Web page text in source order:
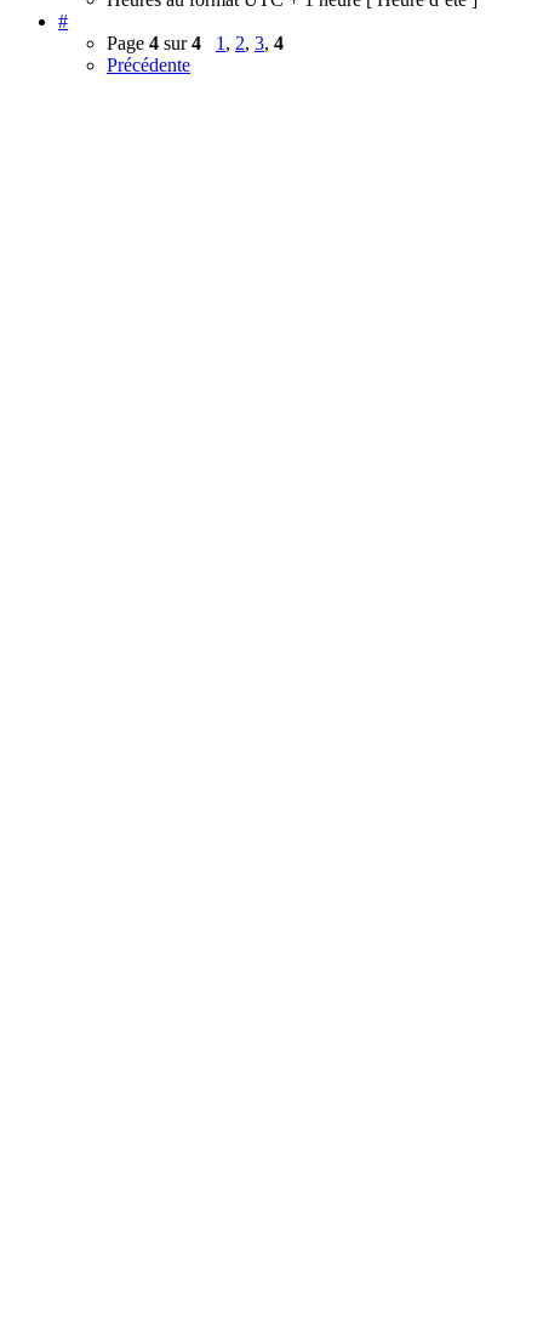
#
Page 4 sur4 1 , 2, 3, 4
Précédente